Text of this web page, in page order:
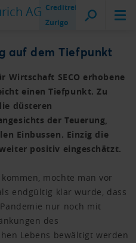
Creditreform
Zurigo
auf dem Tiefpunkt
Wirtschaft SECO erhobene
einen Tiefpunkt. Zu
düsteren
der Teuerung,
Einbussen. Einzig die
positiv eingeschätzt.
mochte man vor
endgültig klar wurde, dass
nur noch mit
des
Lebens bewältigt werden